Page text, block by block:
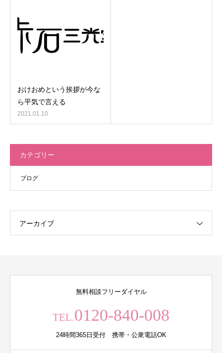
おけおめという挨拶が今な
ら平気で言える
2021.01.10
カテゴリー
ブログ
アーカイブ
無料相談フリーダイヤル
TEL.0120-840-008
24時間365日受付 携帯・公衆電話OK